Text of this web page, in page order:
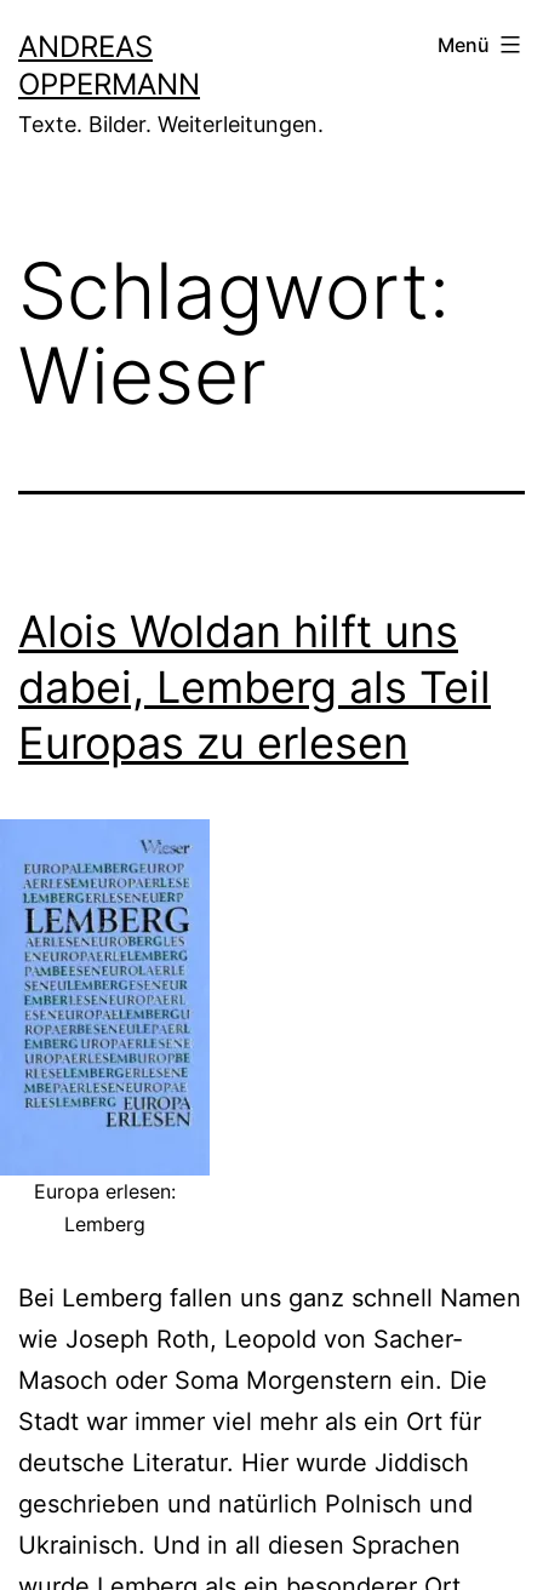
Inhalt
springen
ANDREAS
OPPERMANN
Texte. Bilder. Weiterleitungen.
Menü
Schlagwort:
Wieser
Alois Woldan hilft uns
dabei, Lemberg als Teil
Europas zu erlesen
Europa erlesen:
Lemberg
Bei Lemberg fallen uns ganz schnell Namen
wie Joseph Roth, Leopold von Sacher-
Masoch oder Soma Morgenstern ein. Die
Stadt war immer viel mehr als ein Ort für
deutsche Literatur. Hier wurde Jiddisch
geschrieben und natürlich Polnisch und
Ukrainisch. Und in all diesen Sprachen